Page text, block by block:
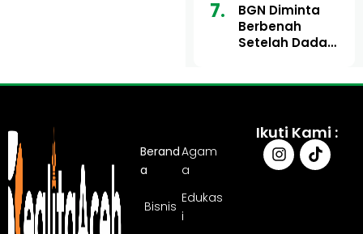
Sepenuhnya
Tuntas
Ulee Lheue, 14
Orang Derita
Luka Bakar
BGN Diminta
Berbenah
Setelah Dadan
Berand
a
Agam
a
Bisnis
Edukas
i
Ikuti Kami :